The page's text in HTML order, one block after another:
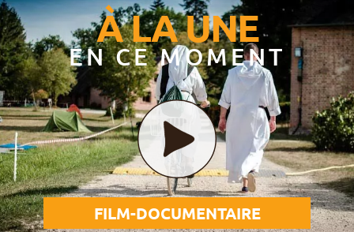
À LA UNE
EN CE MOMENT
FILM-DOCUMENTAIRE